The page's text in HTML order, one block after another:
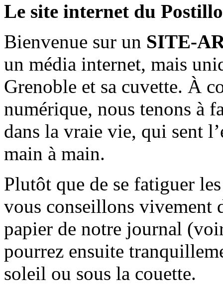
Le site internet du
Bienvenue sur un SITE-
un média internet, mais
Grenoble et sa cuvette. À
numérique, nous tenons à
dans la vraie vie, qui sent
main à main.
Plutôt que de se fatiguer
vous conseillons vivement
papier de notre journal
pourrez ensuite
soleil ou sous la couette.